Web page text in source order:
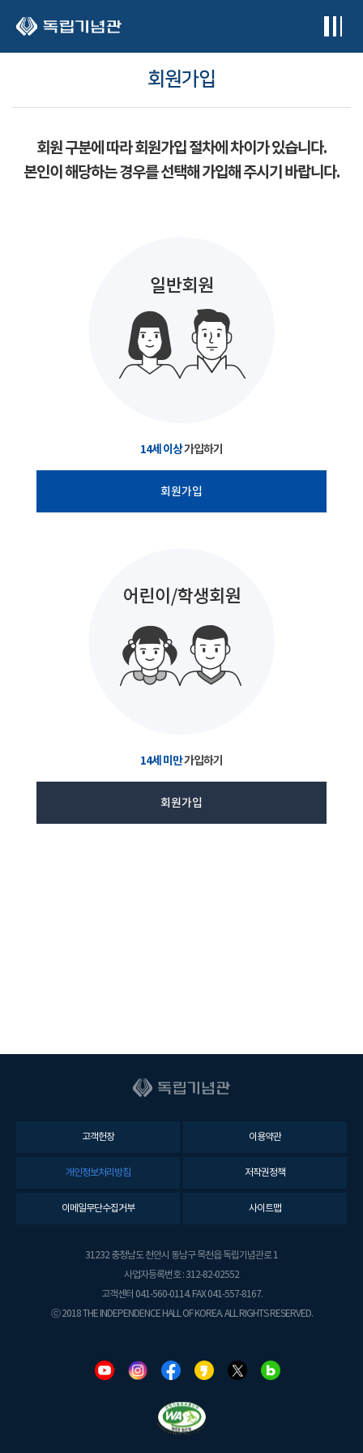
회원가입
회원 구분에 따라 회원가입 절차에 차이가 있습니다.
본인이 해당하는 경우를 선택해 가입해 주시기 바랍니다.
14세 이상가입하기
회원가입
14세 미만가입하기
회원가입
고객헌장 이용약관
개인정보처리방침 저작권정책
이메일무단수집거부 사이트맵
31232 충청남도 천안시 동남구 목천읍 독립기념관로 1
사업자등록번호 : 312-82-02552
고객센터 041-560-0114. FAX 041-557-8167.
ⓒ 2018 THE INDEPENDENCE HALL OF KOREA. ALL RIGHTS RESERVED.